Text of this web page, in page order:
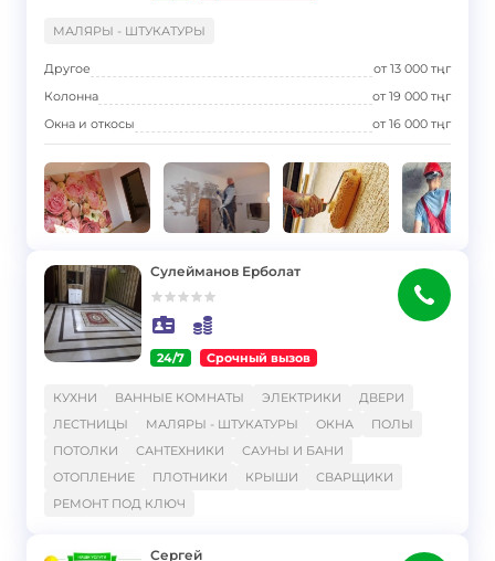
МАЛЯРЫ - ШТУКАТУРЫ
Другое от13 000 тңг
Колонна
от19 000 тңг
Окна и откосы
от16 000 тңг
Сулейманов Ерболат
24/7 Срочный вызов
КУХНИ ВАННЫЕ КОМНАТЫ ЭЛЕКТРИКИ
ДВЕРИ
ЛЕСТНИЦЫ
МАЛЯРЫ - ШТУКАТУРЫ ОКНА
ПОЛЫ
ПОТОЛКИ
САНТЕХНИКИ
САУНЫ И БАНИ
ОТОПЛЕНИЕ
ПЛОТНИКИ КРЫШИ
СВАРЩИКИ
РЕМОНТ ПОД КЛЮЧ
Сергей